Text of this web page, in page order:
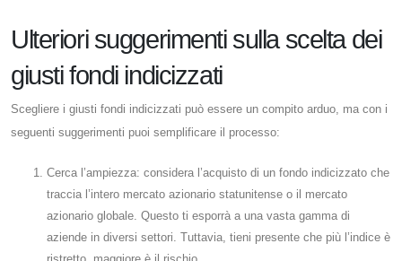
Ulteriori suggerimenti sulla scelta dei
giusti fondi indicizzati
Scegliere i giusti fondi indicizzati può essere un compito arduo, ma con i
seguenti suggerimenti puoi semplificare il processo:
Cerca l’ampiezza: considera l’acquisto di un fondo indicizzato che
traccia l’intero mercato azionario statunitense o il mercato
azionario globale. Questo ti esporrà a una vasta gamma di
aziende in diversi settori. Tuttavia, tieni presente che più l’indice è